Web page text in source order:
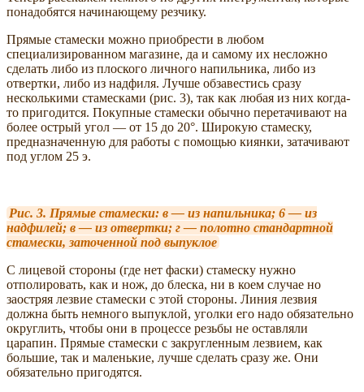
понадобятся начинающему резчику.
Прямые стамески можно приобрести в любом
специализированном магазине, да и самому их несложно
сделать либо из плоского личного напильника, либо из
отвертки, либо из надфиля. Лучше обзавестись сразу
несколькими стамесками (рис. 3), так как любая из них когда-
то пригодится. Покупные стамески обычно перетачивают на
более острый угол — от 15 до 20°. Широкую стамеску,
предназначенную для работы с помощью киянки, затачивают
под углом 25 э.
Рис. 3. Прямые стамески: в — из напильника; 6 — из
надфилей; в — из отвертки; г — полотно стандартной
стамески, заточенной под выпуклое
С лицевой стороны (где нет фаски) стамеску нужно
отполировать, как и нож, до блеска, ни в коем случае но
заостряя лезвие стамески с этой стороны. Линия лезвия
должна быть немного выпуклой, уголки его надо обязательно
округлить, чтобы они в процессе резьбы не оставляли
царапин. Прямые стамески с закругленным лезвием, как
большие, так и маленькие, лучше сделать сразу же. Они
обязательно пригодятся.